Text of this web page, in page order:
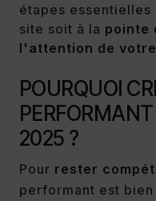
étapes
site soit à la pointe
l'attention de
POURQUOI
2025 ?
Pour rester
performant est